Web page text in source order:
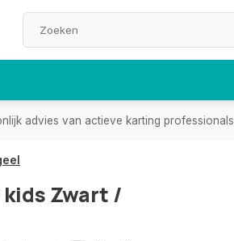
advies van actieve karting professionals
Zwart /